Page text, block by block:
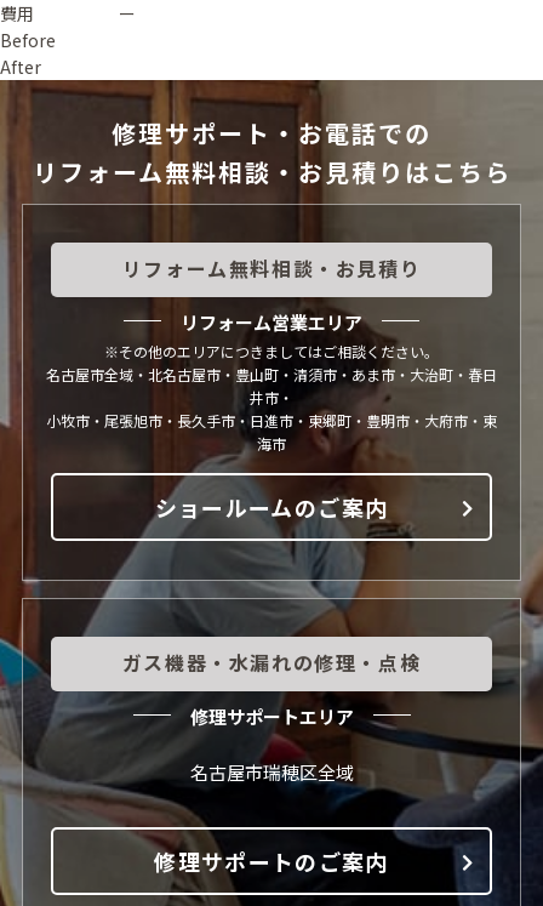
費用
ー
Before
After
修理サポート・お電話での
リフォーム無料相談・お見積りはこちら
リフォーム無料相談・お見積り
リフォーム営業エリア
※その他のエリアにつきましてはご相談ください。
名古屋市全域・北名古屋市・豊山町・清須市・あま市・大治町・春日
井市・
小牧市・尾張旭市・長久手市・日進市・東郷町・豊明市・大府市・東
海市
ショールームのご案内
ガス機器・水漏れの修理・点検
修理サポートエリア
名古屋市瑞穂区全域
修理サポートのご案内